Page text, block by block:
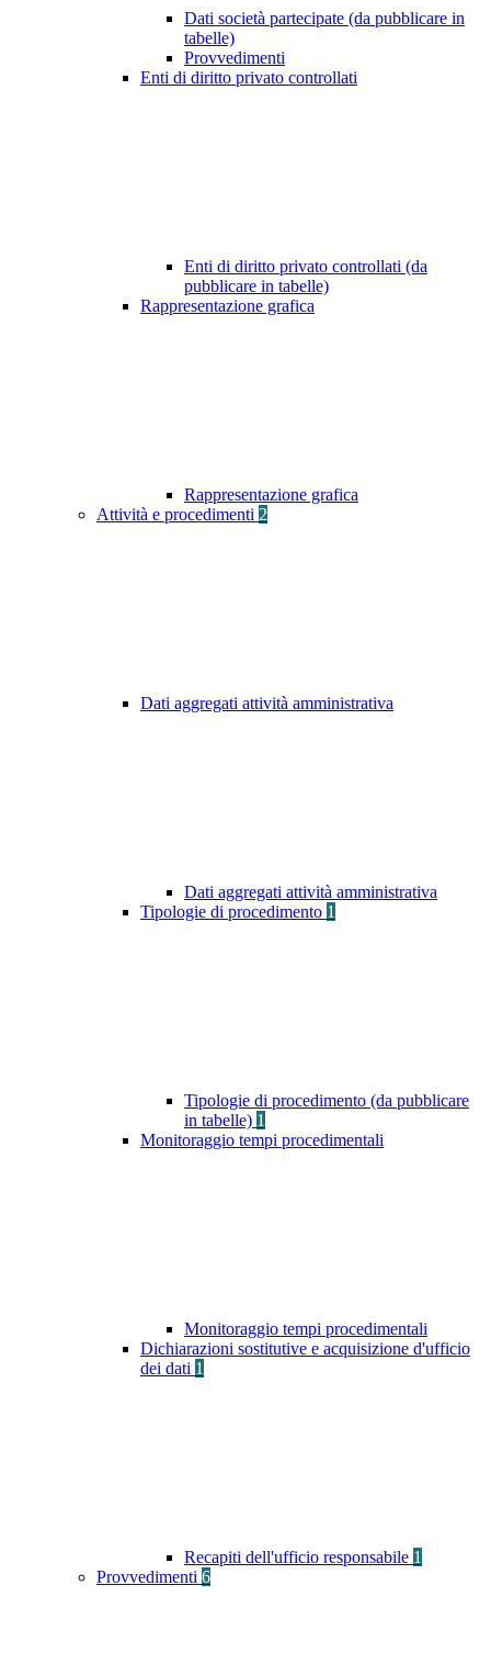
Dati società partecipate (da pubblicare in
tabelle)
Provvedimenti
Enti di diritto privato controllati
Enti di diritto privato controllati (da
pubblicare in tabelle)
Rappresentazione grafica
Rappresentazione grafica
Attività e procedimenti 2
Dati aggregati attività amministrativa
Dati aggregati attività amministrativa
Tipologie di procedimento 1
Tipologie di procedimento (da pubblicare
in tabelle) 1
Monitoraggio tempi procedimentali
Monitoraggio tempi procedimentali
Dichiarazioni sostitutive e acquisizione d'ufficio
dei dati 1
Recapiti dell'ufficio responsabile 1
Provvedimenti 6